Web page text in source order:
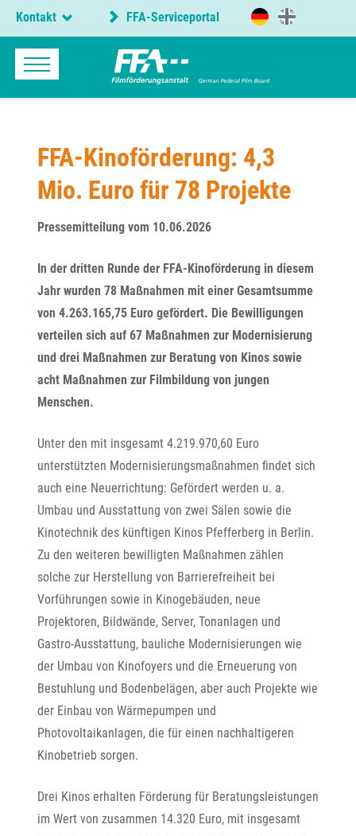
Kontakt FFA-Serviceportal
FFA-Kinoförderung: 4,3
Mio. Euro für 78 Projekte
Pressemitteilung vom 10.06.2026
In der dritten Runde der FFA-Kinoförderung in diesem
Jahr wurden 78 Maßnahmen mit einer Gesamtsumme
von 4.263.165,75 Euro gefördert. Die Bewilligungen
verteilen sich auf 67 Maßnahmen zur Modernisierung
und drei Maßnahmen zur Beratung von Kinos sowie
acht Maßnahmen zur Filmbildung von jungen
Menschen.
Unter den mit insgesamt 4.219.970,60 Euro
unterstützten Modernisierungsmaßnahmen findet sich
auch eine Neuerrichtung: Gefördert werden u. a.
Umbau und Ausstattung von zwei Sälen sowie die
Kinotechnik des künftigen Kinos Pfefferberg in Berlin.
Zu den weiteren bewilligten Maßnahmen zählen
solche zur Herstellung von Barrierefreiheit bei
Vorführungen sowie in Kinogebäuden, neue
Projektoren, Bildwände, Server, Tonanlagen und
Gastro-Ausstattung, bauliche Modernisierungen wie
der Umbau von Kinofoyers und die Erneuerung von
Bestuhlung und Bodenbelägen, aber auch Projekte wie
der Einbau von Wärmepumpen und
Photovoltaikanlagen, die für einen nachhaltigeren
Kinobetrieb sorgen.
Drei Kinos erhalten Förderung für Beratungsleistungen
im Wert von zusammen 14.320 Euro, mit insgesamt